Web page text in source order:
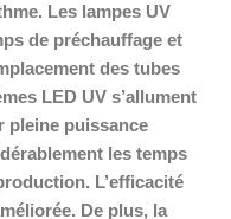
Les lampes UV
de préchauffage et
des tubes
LED UV s’allument
pleine puissance
les temps
L’efficacité
De plus, la